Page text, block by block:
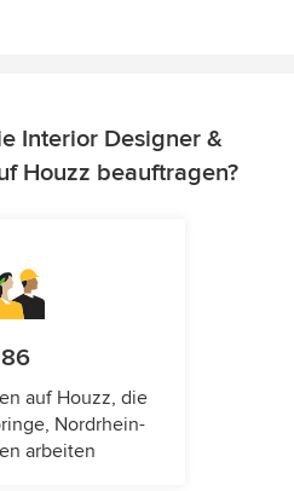
Interior Designer &
Houzz beauftragen?
86
auf Houzz, die
Nordrhein-
arbeiten